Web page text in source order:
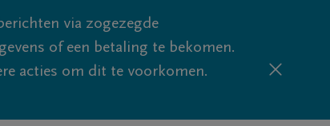
via zogezegde
of een betaling te bekomen.
acties om dit te voorkomen.